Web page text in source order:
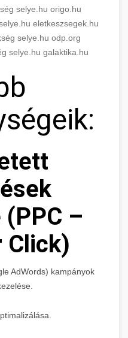
selye.hu origo.hu
eletkeszsegek.hu
selye.hu odp.org
selye.hu galaktika.hu
–
Click)
AdWords) kampányok